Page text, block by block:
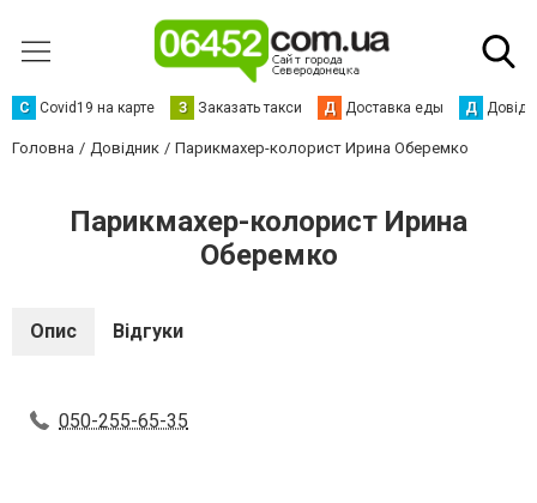
С Сovid19 на карте З Заказать такси Д Доставка еды Д
Головна Довідник Парикмахер-колорист Ирина Оберемко
Парикмахер-колорист Ирина
Оберемко
Опис Відгуки
050-255-65-35